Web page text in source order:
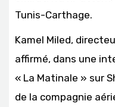
Tunis-Carthage.
Kamel Miled,
affirmé, dans une
« La Matinale » sur
de la compagnie